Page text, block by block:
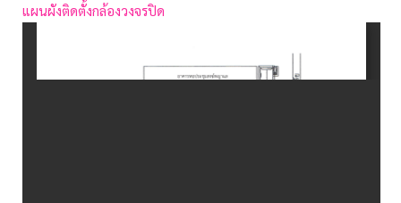
แผนผังติดตั้งกล้องวงจรปิด